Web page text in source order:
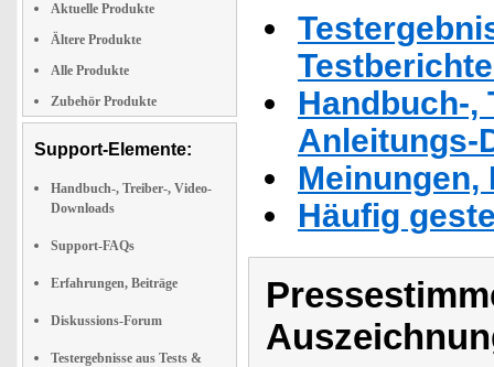
Aktuelle Produkte
Ältere Produkte
Alle Produkte
Zubehör Produkte
Support-Elemente:
Handbuch-, Treiber-, Video-
Downloads
Support-FAQs
Erfahrungen, Beiträge
Diskussions-Forum
Testergebnisse aus Tests &
Handbuch-,
Anleitungs-
Häufig